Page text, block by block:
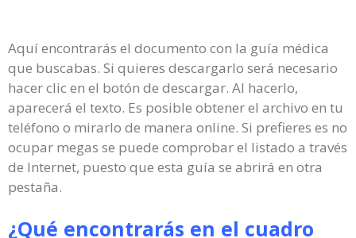
Aquí encontrarás el documento con la guía médica
que buscabas. Si quieres descargarlo será necesario
hacer clic en el botón de descargar. Al hacerlo,
aparecerá el texto. Es posible obtener el archivo en tu
teléfono o mirarlo de manera online. Si prefieres es no
ocupar megas se puede comprobar el listado a través
de Internet, puesto que esta guía se abrirá en otra
pestaña.
¿Qué encontrarás en el cuadro